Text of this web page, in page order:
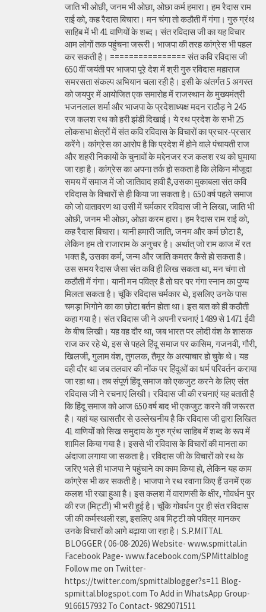
जाति भी ओछी, जनम भी ओछा, ओछा कर्म हमारा। हम रैदास राम
राई को, कह रैदास बिचारा। मन चंगा तो कठौती में गंगा। गुरु ग्रंथ
साहिब में भी 41 वाणियों के शब्द। संत रविदास जी का यह विचार
आम लोगों तक पहुंचना जरूरी। भाजपा की तरह कांग्रेस भी पहल
कर सकती है। ================ संत कवि रविदास जी
650 वीं जयंती पर भाजपा पूरे देश में श्री गुरु रविदास महाराज
समरसता संकल्प अभियान चला रही है। इसी के अंतर्गत 5 अगस्त
को जयपुर में आयोजित एक समारोह में राजस्थान के मुख्यमंत्री
भजनलाल शर्मा और भाजपा के प्रदेशाध्यक्ष मदन राठौड़ ने 245
रज कलश रथ को हरी झंडी दिखाई। ये रथ प्रदेश के सभी 25
लोकसभा क्षेत्रों में संत कवि रविदास के विचारों का प्रचार-प्रसार
करेंगे। कांग्रेस का आरोप है कि प्रदेश में होने वाले पंचायती राज
और शहरी निकायों के चुनावों के मद्देनजर रज कलश रथ को घुमाया
जा रहा है। कांग्रेस का अपना तर्क हो सकता है कि लेकिन मौजूदा
समय में समाज में जो जातिवाद हावी है,उसका मुकाबला संत कवि
रविदास के विचारों से ही किया जा सकता है। 650 वर्ष पहले समाज
को जो वातावरण था उसी में चर्मकार रविदास जी ने लिखा, जाति भी
ओछी, जनम भी ओछा, ओछा करम हारा। हम रैदास राम राई को,
कह रैदास बिचारा। यानी हमारी जाति, जनम और कर्म छोटा है,
लेकिन हम तो राजाराम के अनुचर है। अर्थात् जो राम काज में रत
भक्त है, उसका कर्म, जन्म और जाति कमतर कैसे हो सकता है।
उस समय रैदास जैसा संत कवि ही लिख सकता था, मन चंगा तो
कठौती में गंगा। यानी मन पवित्र है तो घर पर गंगा स्नान का पुण्य
मिलता सकता है। चूंकि रविदास चर्मकार थे, इसलिए उनके पास
चमड़ा भिगोने का का छोटा बर्तन होता था। इस बात को ही कठौती
कहा गया है। संत रविदास जी ने अपनी रचनाएं 1489 से 1471 ईवी
के बीच लिखी। यह वह दौर था, जब भारत पर लोदी वंश के शासक
राज कर रहे थे, इस से पहले हिंदू समाज पर कासिम, गजनवी, गौरी,
खिलजी, गुलाम वंश, तुगलक, तैमूर के अत्याचार हो चुके थे। यह
वही दौर था जब तलवार की नोंक पर हिंदुओं का धर्म परिवर्तन कराया
जा रहा था। तब संपूर्ण हिंदू समाज को एकजुट करने के लिए संत
रविदास जी ने रचनाएं लिखी। रविदास जी की रचनाएं यह बताती है
कि हिंदू समाज को आज 650 वर्ष बाद भी एकजुट करने की जरूरत
है। यहां यह खासतौर से उल्लेखनीय है कि रविदास जी द्वारा लिखित
41 वाणियोंं को सिख समुदाय के गुरु ग्रंथ साहिब में शब्द के रूप में
शामिल किया गया है। इससे भी रविदास के विचारों की मानता का
अंदाजा लगाया जा सकता है। रविदास जी के विचारों को रथ के
जरिए भले ही भाजपा ने पहुंचाने का काम किया हो, लेकिन यह काम
कांग्रेस भी कर सकती है। भाजपा ने रथ रवाना किए हैं उनमें एक
कलश भी रखा हुआ है। इस कलश में वाराणसी के क्षीर, गोवर्धन पुर
की रज (मिट्टी) भी भरी हुई है। चूंकि गोवर्धन पुर ही संत रविदास
जी की कर्मस्थली रहा, इसलिए अब मिट्टी को पवित्र मानकर
उनके विचारों को आगे बढ़ाया जा रहा है। S.P.MITTAL
BLOGGER ( 06-08-2026) Website- www.spmittal.in
Facebook Page- www.facebook.com/SPMittalblog
Follow me on Twitter-
https://twitter.com/spmittalblogger?s=11 Blog-
spmittal.blogspot.com To Add in WhatsApp Group-
9166157932 To Contact- 9829071511